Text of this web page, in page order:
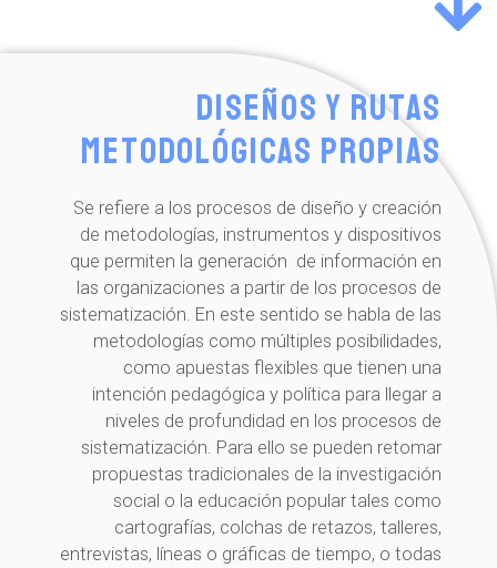
Diseños y rutas
metodológicas propias
Se refiere a los procesos de diseño y creación
de metodologías, instrumentos y dispositivos
que permiten la generación de información en
las organizaciones a partir de los procesos de
sistematización. En este sentido se habla de las
metodologías como múltiples posibilidades,
como apuestas flexibles que tienen una
intención pedagógica y política para llegar a
niveles de profundidad en los procesos de
sistematización. Para ello se pueden retomar
propuestas tradicionales de la investigación
social o la educación popular tales como
cartografías, colchas de retazos, talleres,
entrevistas, líneas o gráficas de tiempo, o todas